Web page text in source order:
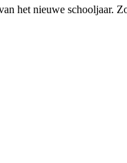
het nieuwe schooljaar.